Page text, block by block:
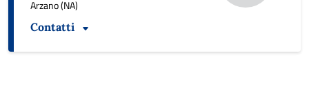
Arzano (NA)
Contatti